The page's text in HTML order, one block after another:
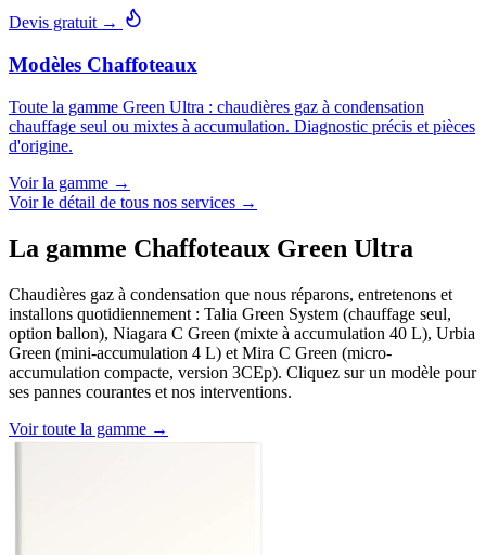
Devis gratuit →
Modèles Chaffoteaux
Toute la gamme Green Ultra : chaudières gaz à condensation
chauffage seul ou mixtes à accumulation. Diagnostic précis et pièces
d'origine.
Voir la gamme →
Voir le détail de tous nos services →
La gamme Chaffoteaux Green Ultra
Chaudières gaz à condensation que nous réparons, entretenons et
installons quotidiennement : Talia Green System (chauffage seul,
option ballon), Niagara C Green (mixte à accumulation 40 L), Urbia
Green (mini-accumulation 4 L) et Mira C Green (micro-
accumulation compacte, version 3CEp). Cliquez sur un modèle pour
ses pannes courantes et nos interventions.
Voir toute la gamme →